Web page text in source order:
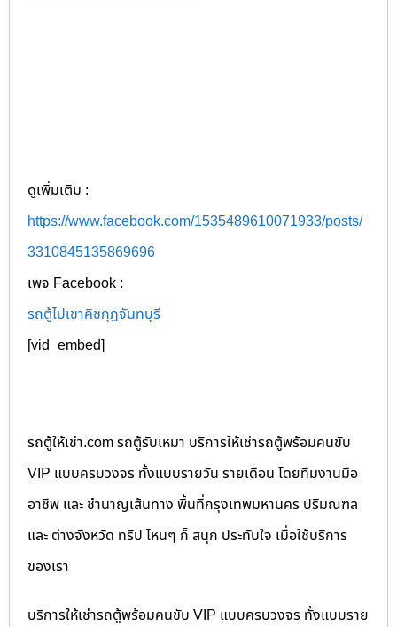
ดูเพิ่มเติม :
https://www.facebook.com/1535489610071933/posts/
3310845135869696
เพจ Facebook :
รถตู้ไปเขาคิชกุฏจันทบุรี
[vid_embed]
รถตู้ให้เช่า.com รถตู้รับเหมา บริการให้เช่ารถตู้พร้อมคนขับ
VIP แบบครบวงจร ทั้งแบบรายวัน รายเดือน โดยทีมงานมือ
อาชีพ และ ชำนาญเส้นทาง พื้นที่กรุงเทพมหานคร ปริมณฑล
และ ต่างจังหวัด ทริป ไหนๆ ก็ สนุก ประทับใจ เมื่อใช้บริการ
ของเรา
บริการให้เช่ารถตู้พร้อมคนขับ VIP แบบครบวงจร ทั้งแบบราย